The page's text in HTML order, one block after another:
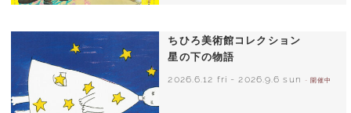
ちひろ美術館コレクション
星の下の物語
2026.6.12 fri -2026.9.6 sun - 開催中